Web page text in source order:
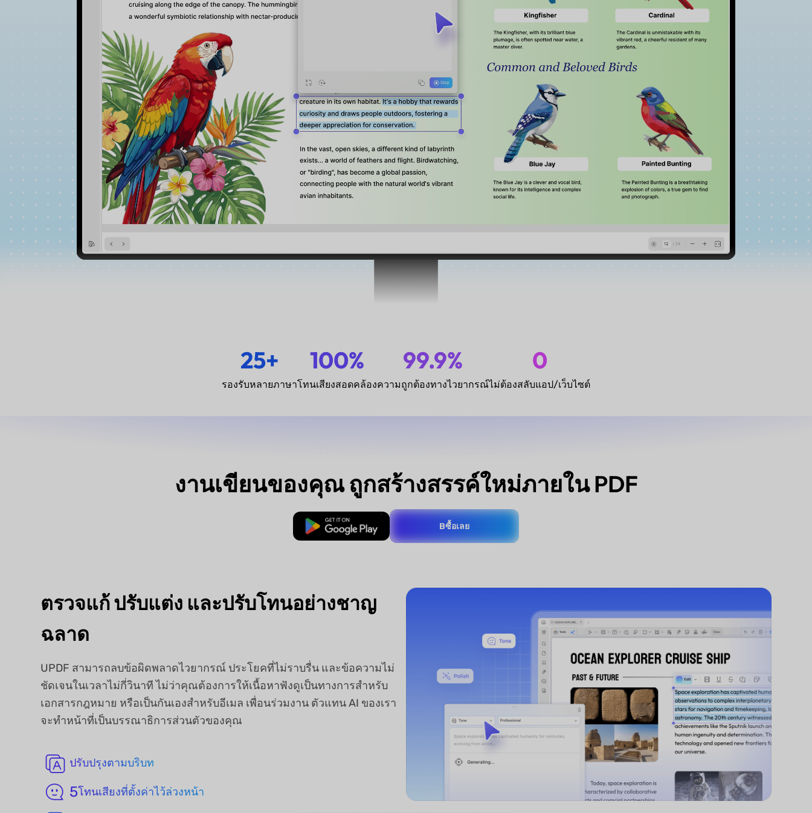
25+
รองรับหลายภาษา
100%
โทนเสียงสอดคล้อง
99.9%
ความถูกต้องทางไวยากรณ์
0
ไม่ต้องสลับแอป/เว็บไซต์
งานเขียนของคุณ ถูกสร้างสรรค์ใหม่ภายใน PDF
ดาวน์โหลดฟรี Bซื้อเลย
ตรวจแก้ ปรับแต่ง และปรับโทนอย่างชาญ
ฉลาด
UPDF สามารถลบข้อผิดพลาดไวยากรณ์ ประโยคที่ไม่ราบรื่น และข้อความไม่
ชัดเจนในเวลาไม่กี่วินาที ไม่ว่าคุณต้องการให้เนื้อหาฟังดูเป็นทางการสำหรับ
เอกสารกฎหมาย หรือเป็นกันเองสำหรับอีเมล เพื่อนร่วมงาน ตัวแทน AI ของเรา
จะทำหน้าที่เป็นบรรณาธิการส่วนตัวของคุณ
ปรับปรุงตามบริบท
5โทนเสียงที่ตั้งค่าไว้ล่วงหน้า